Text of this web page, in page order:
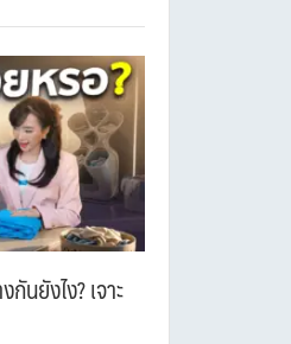
นยังไง? เจาะ